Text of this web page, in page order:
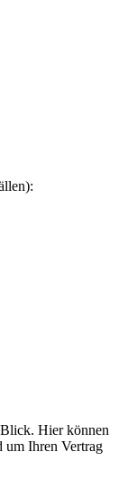
Hier können
um Ihren Vertrag